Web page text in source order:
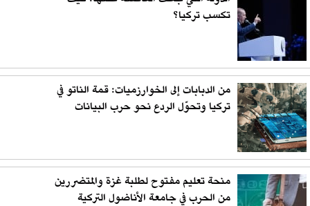
تكسب تركيا؟
من الدبابات إلى الخوارزميات: قمة الناتو في
تركيا وتحوّل الردع نحو حرب البيانات
منحة تعليم مفتوح لطلبة غزة والمتضررين
من الحرب في جامعة الأناضول التركية